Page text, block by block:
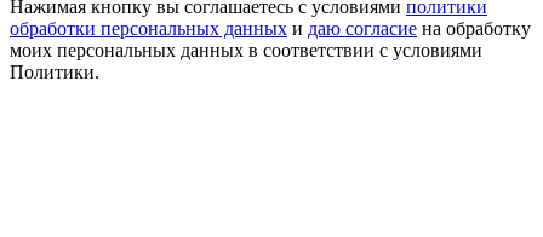
Нажимая кнопку вы соглашаетесь с условиями политики
обработки персональных данных и даю согласие на обработку
моих персональных данных в соответствии с условиями
Политики.